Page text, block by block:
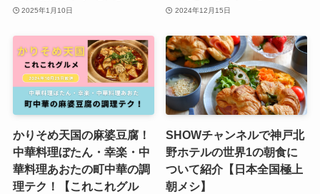
2025年1月10日 2024年12月15日
かりそめ天国の麻婆豆腐！
中華料理ぼたん・幸楽・中
華料理あおたの町中華の調
理テク！【これこれグル
SHOWチャンネルで神戸北
野ホテルの世界1の朝食に
ついて紹介【日本全国極上
朝メシ】